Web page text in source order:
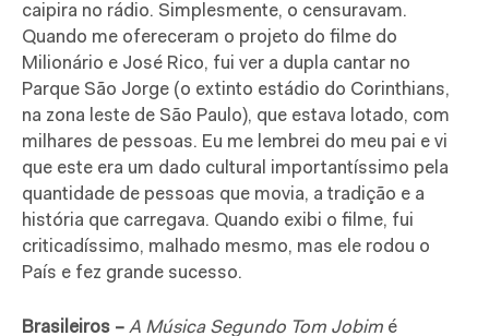
caipira no rádio. Simplesmente, o censuravam.
Quando me ofereceram o projeto do filme do
Milionário e José Rico, fui ver a dupla cantar no
Parque São Jorge (o extinto estádio do Corinthians,
na zona leste de São Paulo), que estava lotado, com
milhares de pessoas. Eu me lembrei do meu pai e vi
que este era um dado cultural importantíssimo pela
quantidade de pessoas que movia, a tradição e a
história que carregava. Quando exibi o filme, fui
criticadíssimo, malhado mesmo, mas ele rodou o
País e fez grande sucesso.
Brasileiros – A Música Segundo Tom Jobim é